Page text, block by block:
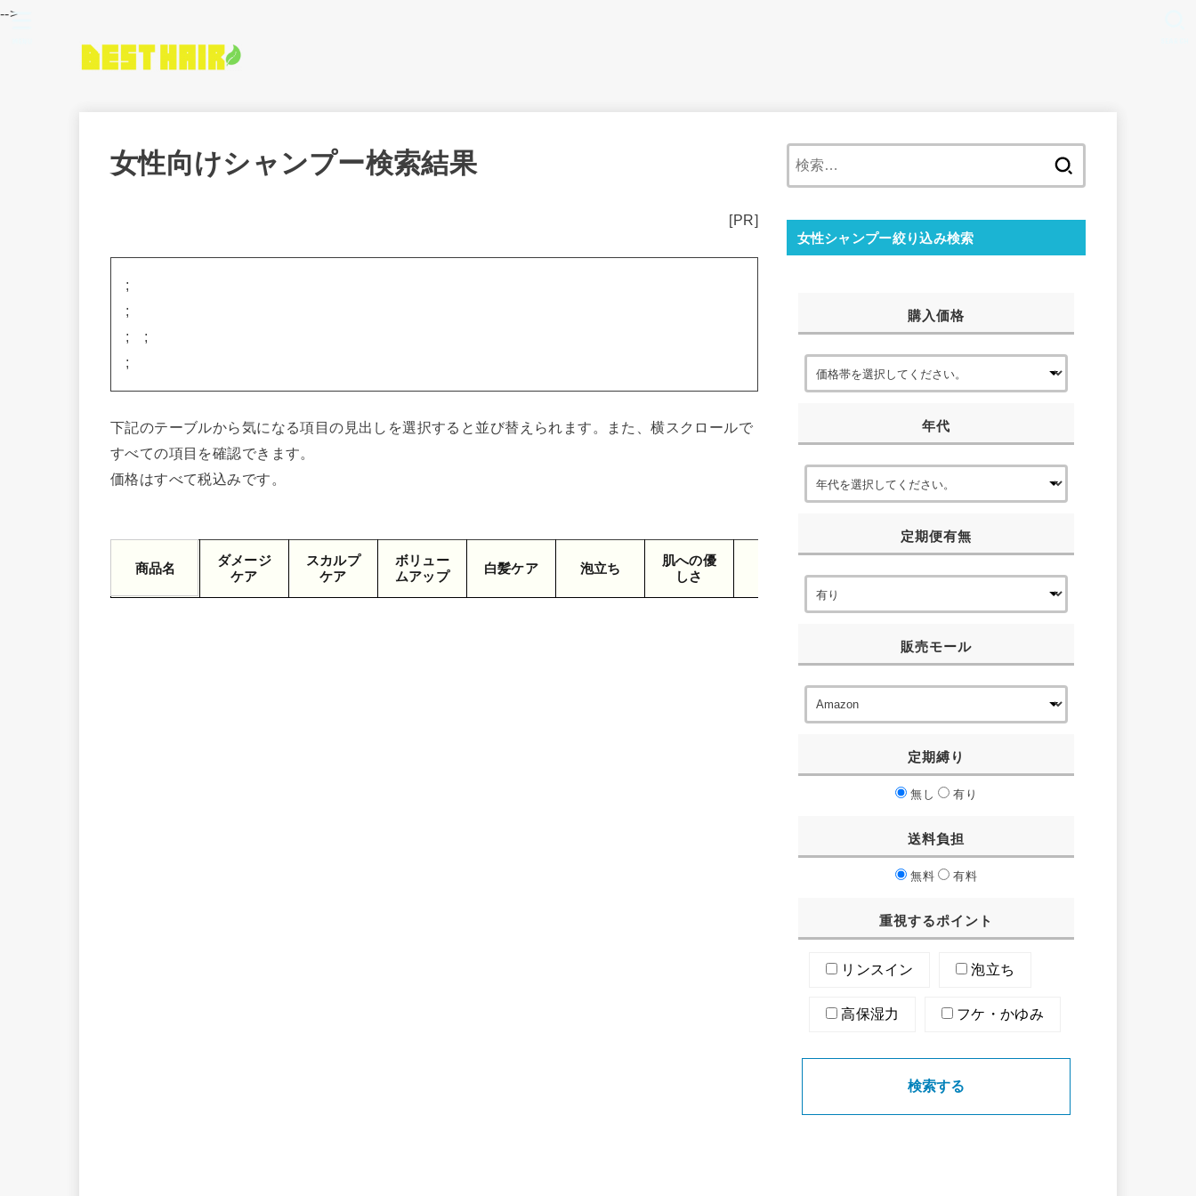
-->
女性向けシャンプー検索結果
[PR]
;
;
; ;
;
下記のテーブルから気になる項目の見出しを選択すると並び替えられます。また、横スクロールで
すべての項目を確認できます。
価格はすべて税込みです。
商品名
ダメージ
ケア
スカルプ
ケア
ボリュー
ムアップ
白髪ケア 泡立ち
肌への優
しさ
女性シャンプー絞り込み検索
購入価格
年代
定期便有無
販売モール
定期縛り
無し 有り
送料負担
無料 有料
重視するポイント
リンスイン 泡立ち
高保湿力 フケ・かゆみ
検索する